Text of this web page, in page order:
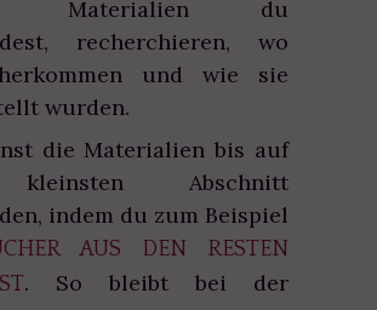
Materialien du
recherchieren, wo
und wie sie
wurden.
die Materialien bis auf
Abschnitt
indem du zum Beispiel
AUS DEN RESTEN
. So bleibt bei der